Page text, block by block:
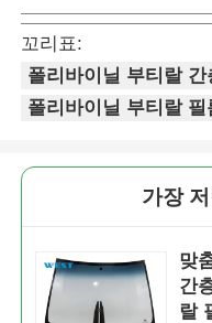
꼬리표:
폴리바이닐 부티랄 간
폴리바이닐 부티랄 필
가장
맞
간
랄